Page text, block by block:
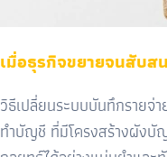
เมื่อธุรกิจขยายจนสับ
วิธีเปลี่ยนระบบบันทึกรายจ่
ทำบัญชี ที่มีโครงสร้างผังบั